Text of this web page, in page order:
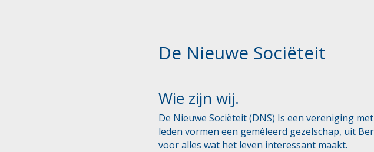
De Nieuwe Sociëteit
Wie zijn wij.
De Nieuwe Sociëteit (DNS) Is een vereniging
leden vormen een gemêleerd gezelschap, uit
voor alles wat het leven interessant maakt.